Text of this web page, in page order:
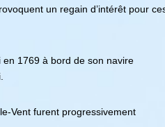
un regain d’intérêt pour
1769 à bord de son navire
Vent furent progressivement